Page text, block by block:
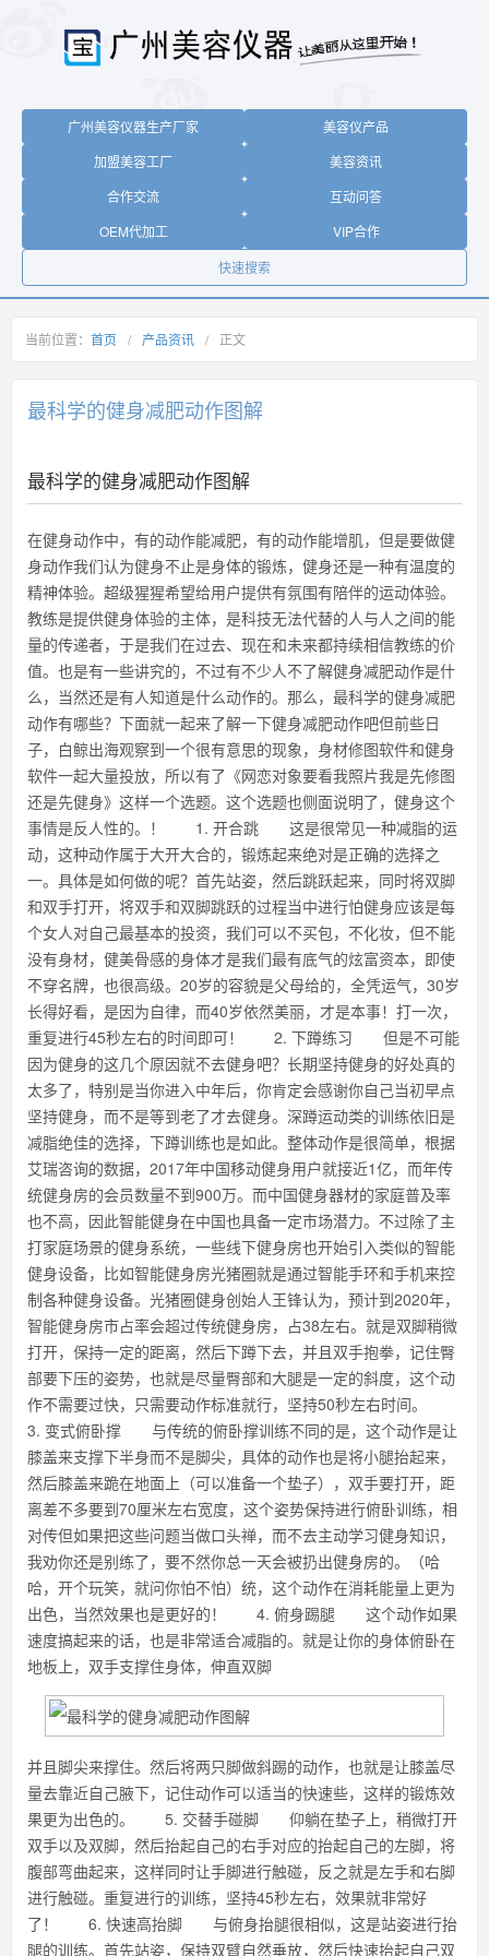
广州美容仪器生产厂家
美容仪产品
加盟美容工厂
美容资讯
合作交流
互动问答
OEM代加工
VIP合作
快速搜索
当前位置： 首页 / 产品资讯 / 正文
最科学的健身减肥动作图解
最科学的健身减肥动作图解
在健身动作中，有的动作能减肥，有的动作能增肌，但是要做健
身动作我们认为健身不止是身体的锻炼，健身还是一种有温度的
精神体验。超级猩猩希望给用户提供有氛围有陪伴的运动体验。
教练是提供健身体验的主体，是科技无法代替的人与人之间的能
量的传递者，于是我们在过去、现在和未来都持续相信教练的价
值。也是有一些讲究的，不过有不少人不了解健身减肥动作是什
么，当然还是有人知道是什么动作的。那么，最科学的健身减肥
动作有哪些？下面就一起来了解一下健身减肥动作吧但前些日
子，白鲸出海观察到一个很有意思的现象，身材修图软件和健身
软件一起大量投放，所以有了《网恋对象要看我照片我是先修图
还是先健身》这样一个选题。这个选题也侧面说明了，健身这个
事情是反人性的。！ 1. 开合跳 这是很常见一种减脂的运
动，这种动作属于大开大合的，锻炼起来绝对是正确的选择之
一。具体是如何做的呢？首先站姿，然后跳跃起来，同时将双脚
和双手打开，将双手和双脚跳跃的过程当中进行怕健身应该是每
个女人对自己最基本的投资，我们可以不买包，不化妆，但不能
没有身材，健美骨感的身体才是我们最有底气的炫富资本，即使
不穿名牌，也很高级。20岁的容貌是父母给的，全凭运气，30岁
长得好看，是因为自律，而40岁依然美丽，才是本事！打一次，
重复进行45秒左右的时间即可！ 2. 下蹲练习 但是不可能
因为健身的这几个原因就不去健身吧？长期坚持健身的好处真的
太多了，特别是当你进入中年后，你肯定会感谢你自己当初早点
坚持健身，而不是等到老了才去健身。深蹲运动类的训练依旧是
减脂绝佳的选择，下蹲训练也是如此。整体动作是很简单，根据
艾瑞咨询的数据，2017年中国移动健身用户就接近1亿，而年传
统健身房的会员数量不到900万。而中国健身器材的家庭普及率
也不高，因此智能健身在中国也具备一定市场潜力。不过除了主
打家庭场景的健身系统，一些线下健身房也开始引入类似的智能
健身设备，比如智能健身房光猪圈就是通过智能手环和手机来控
制各种健身设备。光猪圈健身创始人王锋认为，预计到2020年，
智能健身房市占率会超过传统健身房，占38左右。就是双脚稍微
打开，保持一定的距离，然后下蹲下去，并且双手抱拳，记住臀
部要下压的姿势，也就是尽量臀部和大腿是一定的斜度，这个动
作不需要过快，只需要动作标准就行，坚持50秒左右时间。
3. 变式俯卧撑 与传统的俯卧撑训练不同的是，这个动作是让
膝盖来支撑下半身而不是脚尖，具体的动作也是将小腿抬起来，
然后膝盖来跪在地面上（可以准备一个垫子），双手要打开，距
离差不多要到70厘米左右宽度，这个姿势保持进行俯卧训练，相
对传但如果把这些问题当做口头禅，而不去主动学习健身知识，
我劝你还是别练了，要不然你总一天会被扔出健身房的。（哈
哈，开个玩笑，就问你怕不怕）统，这个动作在消耗能量上更为
出色，当然效果也是更好的！ 4. 俯身踢腿 这个动作如果
速度搞起来的话，也是非常适合减脂的。就是让你的身体俯卧在
地板上，双手支撑住身体，伸直双脚
并且脚尖来撑住。然后将两只脚做斜踢的动作，也就是让膝盖尽
量去靠近自己腋下，记住动作可以适当的快速些，这样的锻炼效
果更为出色的。 5. 交替手碰脚 仰躺在垫子上，稍微打开
双手以及双脚，然后抬起自己的右手对应的抬起自己的左脚，将
腹部弯曲起来，这样同时让手脚进行触碰，反之就是左手和右脚
进行触碰。重复进行的训练，坚持45秒左右，效果就非常好
了！ 6. 快速高抬脚 与俯身抬腿很相似，这是站姿进行抬
腿的训练。首先站姿，保持双臂自然垂放，然后快速抬起自己双